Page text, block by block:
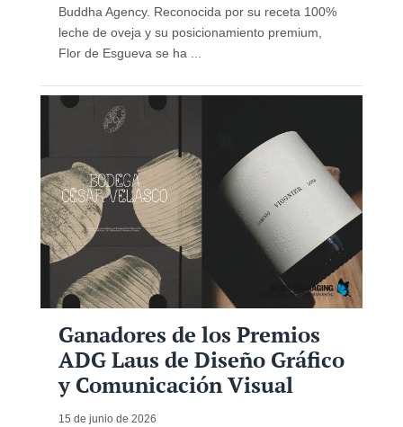
Buddha Agency. Reconocida por su receta 100%
leche de oveja y su posicionamiento premium,
Flor de Esgueva se ha ...
Ganadores de los Premios
ADG Laus de Diseño Gráfico
y Comunicación Visual
15 de junio de 2026